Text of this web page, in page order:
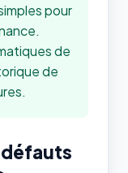
pour
de
de
défauts